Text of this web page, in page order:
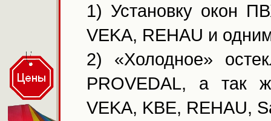
1) Установку окон
VEKA, REHAU и
2) «Холодное»
PROVEDAL, а так
VEKA, KBE, REHAU,